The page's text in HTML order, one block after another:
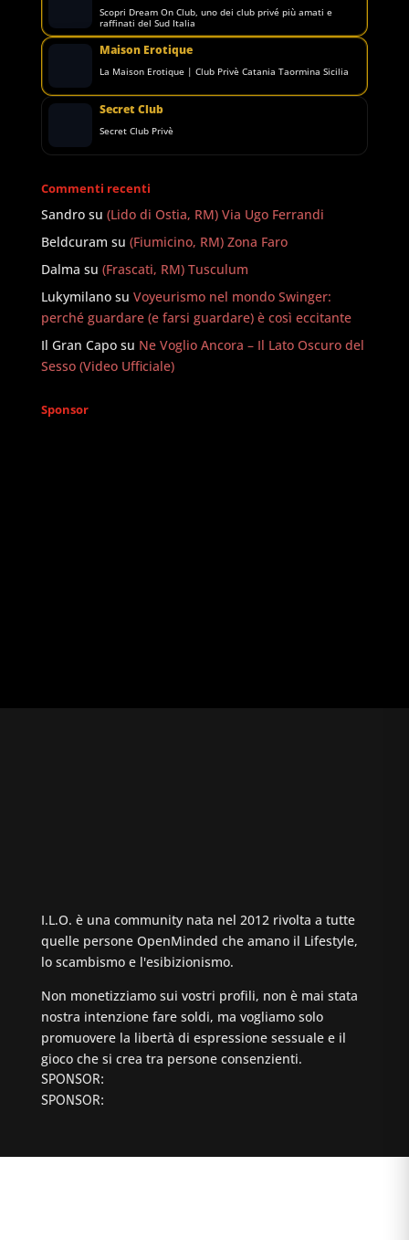
Scopri Dream On Club, uno dei club privé più amati e
raffinati del Sud Italia
Maison Erotique
La Maison Erotique | Club Privè Catania Taormina Sicilia
Secret Club
Secret Club Privè
Commenti recenti
Sandrosu (Lido di Ostia, RM) Via Ugo Ferrandi
Beldcuram su (Fiumicino, RM) Zona Faro
Dalma su (Frascati, RM) Tusculum
Lukymilanosu Voyeurismo nel mondo Swinger:
perché guardare (e farsi guardare) è così eccitante
Il Gran Caposu Ne Voglio Ancora – Il Lato Oscuro del
Sesso (Video Ufficiale)
Sponsor
I.L.O. è una community nata nel 2012 rivolta a tutte
quelle persone OpenMinded che amano il Lifestyle,
lo scambismo e l'esibizionismo.
Non monetizziamo sui vostri profili, non è mai stata
nostra intenzione fare soldi, ma vogliamo solo
promuovere la libertà di espressione sessuale e il
gioco che si crea tra persone consenzienti.
SPONSOR:
SPONSOR: